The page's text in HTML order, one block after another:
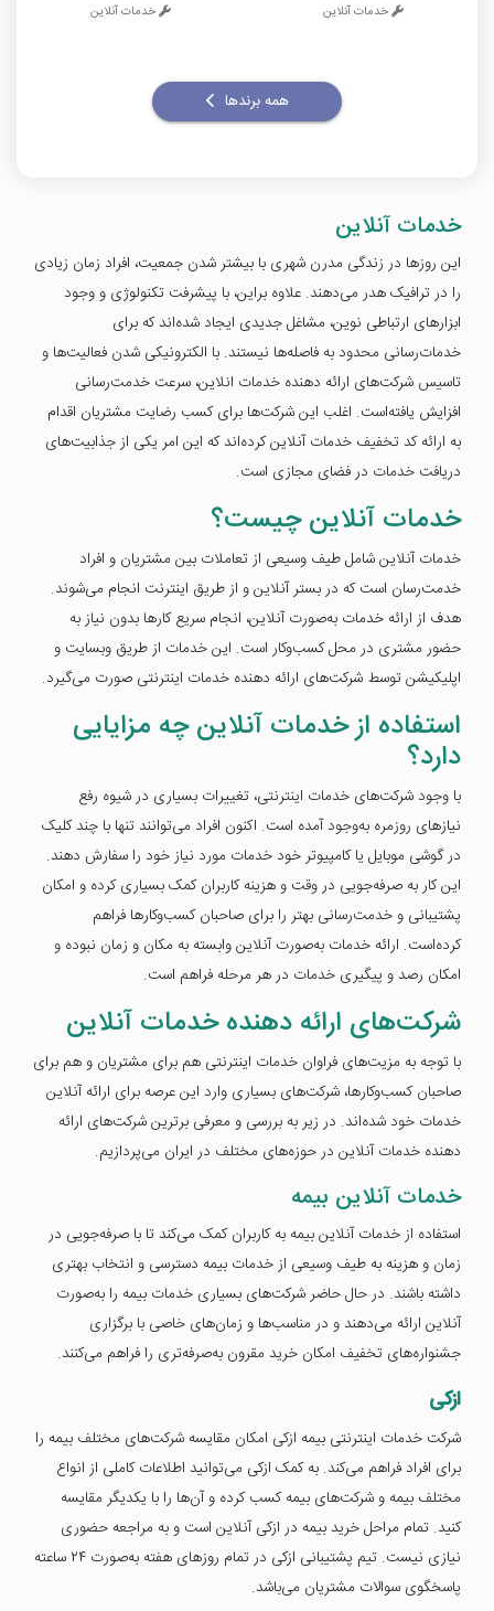
خدمات آنلاین خدمات آنلاین
همه برندها
خدمات آنلاین
این روزها در زندگی مدرن شهری با بیشتر شدن جمعیت، افراد زمان زیادی
را در ترافیک هدر می‌دهند. علاوه براین، با پیشرفت تکنولوژی و وجود
ابزارهای ارتباطی نوین، مشاغل جدیدی ایجاد شده‌اند که برای
خدمات‌رسانی محدود به فاصله‌ها نیستند. با الکترونیکی شدن فعالیت‌ها و
تاسیس شرکت‌های ارائه دهنده خدمات انلاین، سرعت خدمت‌رسانی
افزایش یافته‌است. اغلب این شرکت‌ها برای کسب رضایت مشتریان اقدام
به ارائه کد تخفیف خدمات آنلاین کرده‌اند که این امر یکی از جذابیت‌های
دریافت خدمات در فضای مجازی است.
خدمات آنلاین چیست؟
خدمات آنلاین شامل طیف وسیعی از تعاملات بین مشتریان و افراد
خدمت‌رسان است که در بستر آنلاین و از طریق اینترنت انجام می‌شوند.
هدف از ارائه خدمات به‌صورت آنلاین، انجام سریع کارها بدون نیاز به
حضور مشتری در محل کسب‌وکار است. این خدمات از طریق وبسایت و
اپلیکیشن توسط شرکت‌های ارائه دهنده خدمات اینترنتی صورت می‌گیرد.
استفاده از خدمات آنلاین چه مزایایی
دارد؟
با وجود شرکت‌های خدمات اینترنتی، تغییرات بسیاری در شیوه رفع
نیازهای روزمره به‌وجود آمده است. اکنون افراد می‌توانند تنها با چند کلیک
در گوشی موبایل یا کامپیوتر خود خدمات مورد نیاز خود را سفارش دهند.
این کار به صرفه‌جویی در وقت و هزینه کاربران کمک بسیاری کرده و امکان
پشتیبانی و خدمت‌رسانی بهتر را برای صاحبان کسب‌وکارها فراهم
کرده‌است. ارائه خدمات به‌صورت آنلاین وابسته به مکان و زمان نبوده و
امکان رصد و پیگیری خدمات در هر مرحله فراهم است.
شرکت‌های ارائه دهنده خدمات آنلاین
با توجه به مزیت‌های فراوان خدمات اینترنتی هم برای مشتریان و هم برای
صاحبان کسب‌وکارها، شرکت‌های بسیاری وارد این عرصه برای ارائه آنلاین
خدمات خود شده‌اند. در زیر به بررسی و معرفی برترین شرکت‌های ارائه
دهنده خدمات آنلاین در حوزه‌های مختلف در ایران می‌پردازیم.
خدمات آنلاین بیمه
استفاده از خدمات آنلاین بیمه به کاربران کمک می‌کند تا با صرفه‌جویی در
زمان و هزینه به طیف وسیعی از خدمات بیمه دسترسی و انتخاب بهتری
داشته باشند. در حال حاضر شرکت‌های بسیاری خدمات بیمه را به‌صورت
آنلاین ارائه می‌دهند و در مناسب‌ها و زمان‌های خاصی با برگزاری
جشنواره‌های تخفیف امکان خرید مقرون ‌به‌صرفه‌تری را فراهم می‌کنند.
ازکی
شرکت خدمات اینترنتی بیمه ازکی امکان مقایسه شرکت‌های مختلف بیمه را
برای افراد فراهم می‌کند. به کمک ازکی می‌توانید اطلاعات کاملی از انواع
مختلف بیمه و شرکت‌های بیمه کسب کرده و آن‌ها را با یکدیگر مقایسه
کنید. تمام مراحل خرید بیمه در ازکی آنلاین است و به مراجعه حضوری
نیازی نیست. تیم پشتیبانی ازکی در تمام روزهای هفته به‌صورت ۲۴ ساعته
پاسخگوی سوالات مشتریان می‌باشد.